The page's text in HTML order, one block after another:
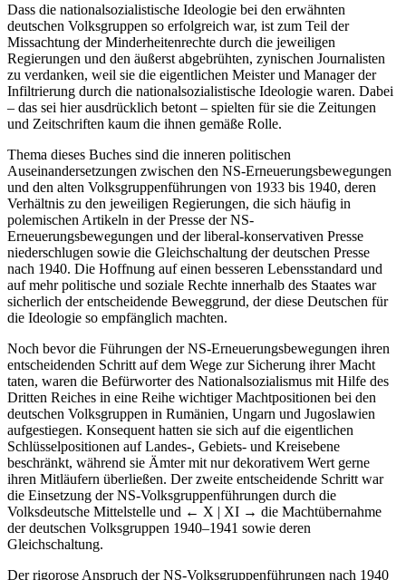
Dass die nationalsozialistische Ideologie bei den erwähnten
deutschen Volksgruppen so erfolgreich war, ist zum Teil der
Missachtung der Minderheitenrechte durch die jeweiligen
Regierungen und den äußerst abgebrühten, zynischen Journalisten
zu verdanken, weil sie die eigentlichen Meister und Manager der
Infiltrierung durch die nationalsozialistische Ideologie waren. Dabei
– das sei hier ausdrücklich betont – spielten für sie die Zeitungen
und Zeitschriften kaum die ihnen gemäße Rolle.
Thema dieses Buches sind die inneren politischen
Auseinandersetzungen zwischen den NS-Erneuerungsbewegungen
und den alten Volksgruppenführungen von 1933 bis 1940, deren
Verhältnis zu den jeweiligen Regierungen, die sich häufig in
polemischen Artikeln in der Presse der NS-
Erneuerungsbewegungen und der liberal-konservativen Presse
niederschlugen sowie die Gleichschaltung der deutschen Presse
nach 1940. Die Hoffnung auf einen besseren Lebensstandard und
auf mehr politische und soziale Rechte innerhalb des Staates war
sicherlich der entscheidende Beweggrund, der diese Deutschen für
die Ideologie so empfänglich machten.
Noch bevor die Führungen der NS-Erneuerungsbewegungen ihren
entscheidenden Schritt auf dem Wege zur Sicherung ihrer Macht
taten, waren die Befürworter des Nationalsozialismus mit Hilfe des
Dritten Reiches in eine Reihe wichtiger Machtpositionen bei den
deutschen Volksgruppen in Rumänien, Ungarn und Jugoslawien
aufgestiegen. Konsequent hatten sie sich auf die eigentlichen
Schlüsselpositionen auf Landes-, Gebiets- und Kreisebene
beschränkt, während sie Ämter mit nur dekorativem Wert gerne
ihren Mitläufern überließen. Der zweite entscheidende Schritt war
die Einsetzung der NS-Volksgruppenführungen durch die
Volksdeutsche Mittelstelle und ← X | XI → die Machtübernahme
der deutschen Volksgruppen 1940–1941 sowie deren
Gleichschaltung.
Der rigorose Anspruch der NS-Volksgruppenführungen nach 1940